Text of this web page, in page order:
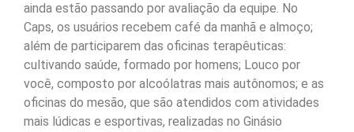
ainda estão passando por avaliação da equipe. No
Caps, os usuários recebem café da manhã e almoço;
além de participarem das oficinas terapêuticas:
cultivando saúde, formado por homens; Louco por
você, composto por alcoólatras mais autônomos; e as
oficinas do mesão, que são atendidos com atividades
mais lúdicas e esportivas, realizadas no Ginásio